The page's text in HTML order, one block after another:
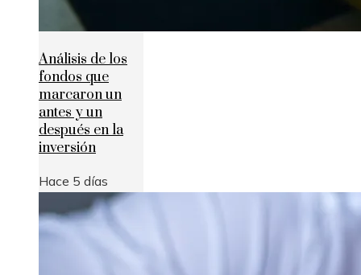
Análisis de los
fondos que
marcaron un
antes y un
después en la
inversión
Hace 5 días